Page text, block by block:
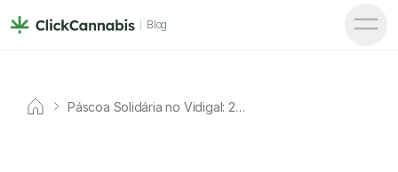
Blog
Páscoa Solidária no Vidigal: 2